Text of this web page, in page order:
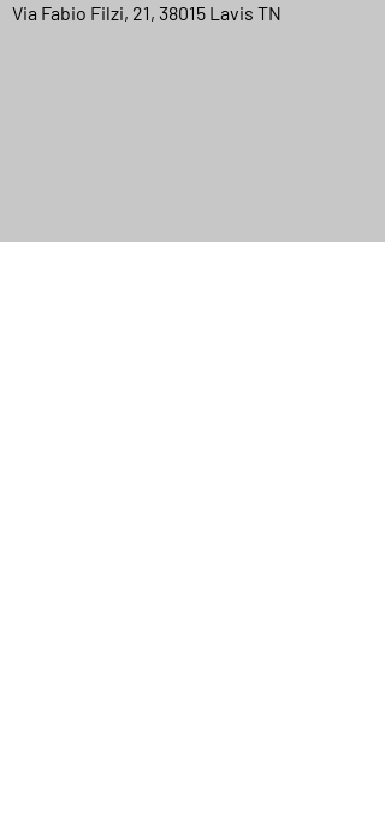
Via Fabio Filzi, 21, 38015 Lavis TN